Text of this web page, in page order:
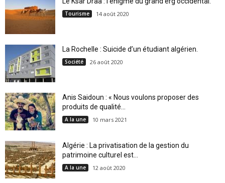
Tourisme 14 août 2020
La Rochelle : Suicide d’un étudiant algérien.
Société 26 août 2020
Anis Saidoun : « Nous voulons proposer des
produits de qualité...
A la une 10 mars 2021
Algérie : La privatisation de la gestion du
patrimoine culturel est...
A la une 12 août 2020